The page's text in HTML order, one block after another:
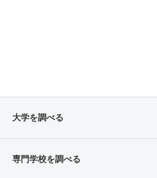
大学を調べる
専門学校を調べる